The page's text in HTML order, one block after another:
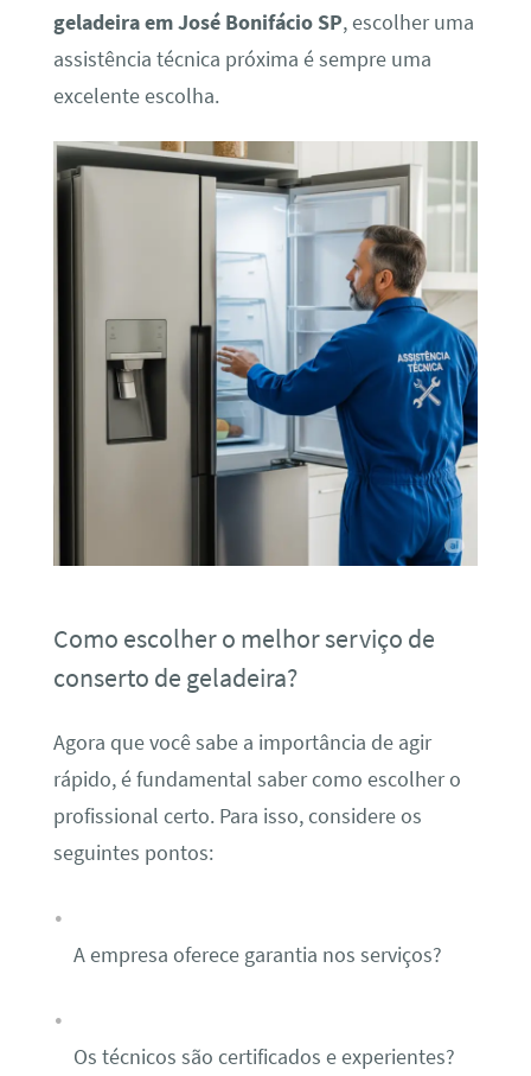
geladeira em José Bonifácio SP, escolher uma
assistência técnica próxima é sempre uma
excelente escolha.
Como escolher o melhor serviço de
conserto de geladeira?
Agora que você sabe a importância de agir
rápido, é fundamental saber como escolher o
profissional certo. Para isso, considere os
seguintes pontos:
A empresa oferece garantia nos serviços?
Os técnicos são certificados e experientes?